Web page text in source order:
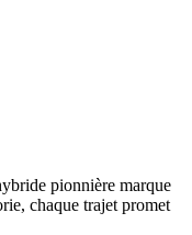
pionnière marque
chaque trajet promet